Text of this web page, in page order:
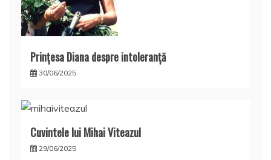
Prințesa Diana despre intoleranță
30/06/2025
Cuvintele lui Mihai Viteazul
29/06/2025